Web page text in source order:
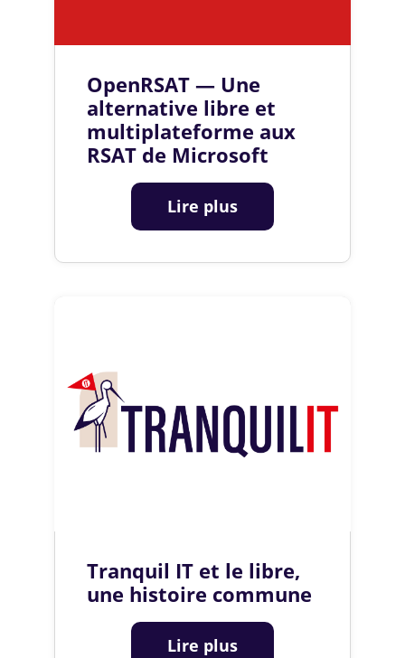
OpenRSAT — Une
alternative libre et
multiplateforme aux
RSAT de Microsoft
Lire plus
Tranquil IT et le libre,
une histoire commune
Lire plus